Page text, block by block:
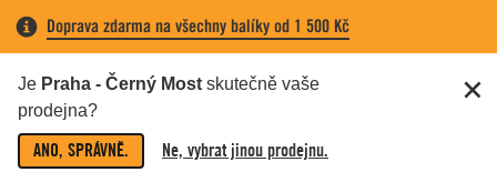
Doprava zdarma na všechny balíky od 1 500 Kč
Je Praha - Černý Most skutečně vaše
prodejna?
ANO, SPRÁVNĚ. Ne, vybrat jinou prodejnu.